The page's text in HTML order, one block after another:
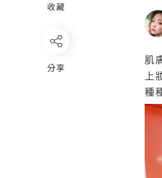
收藏
分享
肌
上
種